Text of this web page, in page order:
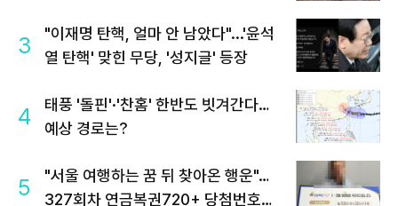
3
"이재명 탄핵, 얼마 안 남았다"...'윤석
열 탄핵' 맞힌 무당, '성지글' 등장
4
태풍 '돌핀'·'찬홈' 한반도 빗겨간다…
예상 경로는?
5
"서울 여행하는 꿈 뒤 찾아온 행운"…
327회차 연금복권720+ 당첨번호조